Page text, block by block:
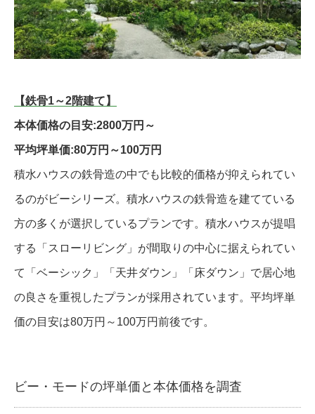
【鉄骨1～2階建て】
本体価格の目安:2800万円～
平均坪単価:80万円～100万円
積水ハウスの鉄骨造の中でも比較的価格が抑えられてい
るのがビーシリーズ。積水ハウスの鉄骨造を建てている
方の多くが選択しているプランです。積水ハウスが提唱
する「スローリビング」が間取りの中心に据えられてい
て「ベーシック」「天井ダウン」「床ダウン」で居心地
の良さを重視したプランが採用されています。平均坪単
価の目安は80万円～100万円前後です。
ビー・モードの坪単価と本体価格を調査